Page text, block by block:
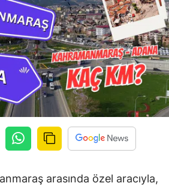
arasında özel aracıyla,